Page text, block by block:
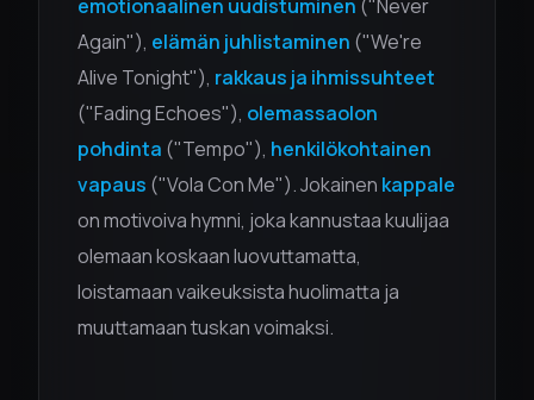
emotionaalinen uudistuminen ("Never
Again"), elämän juhlistaminen ("We're
Alive Tonight"), rakkaus ja ihmissuhteet
("Fading Echoes"), olemassaolon
pohdinta ("Tempo"), henkilökohtainen
vapaus ("Vola Con Me"). Jokainen kappale
on motivoiva hymni, joka kannustaa kuulijaa
olemaan koskaan luovuttamatta,
loistamaan vaikeuksista huolimatta ja
muuttamaan tuskan voimaksi.